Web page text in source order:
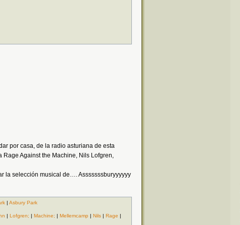
por casa, de la radio asturiana de esta
Against the Machine, Nils Lofgren,
la selección musical de…. Asssssssburyyyyyy
| Asbury Park
| Lofgren; | Machine; | Mellemcamp | Nils | Rage |